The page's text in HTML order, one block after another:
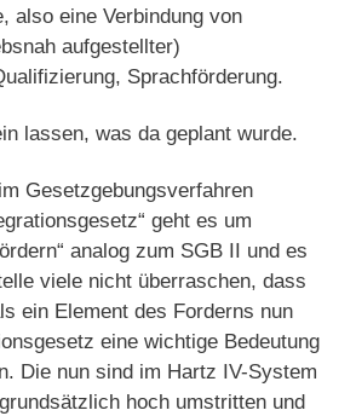
also eine Verbindung von
aufgestellter)
Sprachförderung.
lassen, was da geplant wurde.
Gesetzgebungsverfahren
geht es um
analog zum SGB II und es
viele nicht überraschen, dass
ein Element des Forderns nun
eine wichtige Bedeutung
Die nun sind im Hartz IV-System
hoch umstritten und